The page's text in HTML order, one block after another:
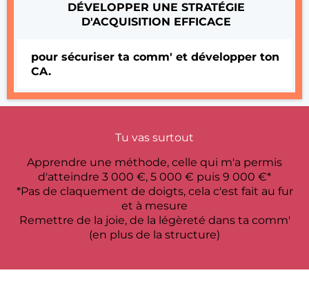
DÉVELOPPER UNE STRATÉGIE
D'ACQUISITION EFFICACE
pour sécuriser ta comm' et développer ton
CA.
Tu vas surtout
Apprendre une méthode, celle qui m'a permis
d'atteindre 3 000 €, 5 000 € puis 9 000 €*
*Pas de claquement de doigts, cela c'est fait au fur
et à mesure
Remettre de la joie, de la légèreté dans ta comm'
(en plus de la structure)